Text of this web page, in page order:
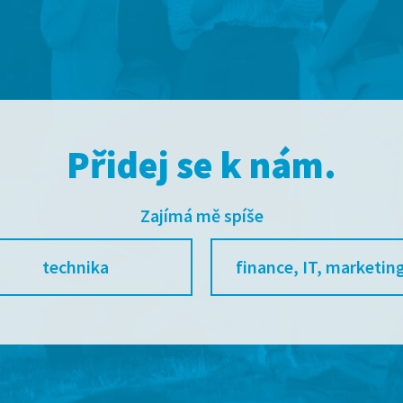
Přidej se k nám.
Zajímá mě spíše
technika finance, IT,